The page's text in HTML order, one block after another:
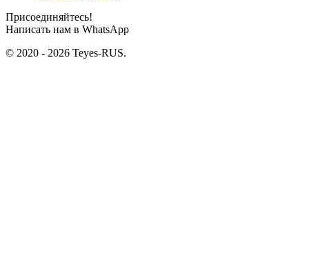
Присоединяйтесь!
Написать нам в WhatsApp
© 2020 - 2026 Teyes-RUS.